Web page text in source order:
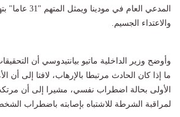
المدعي العام في
والاعتداء الجسيم.
وأوضح وزير الداخلية ماتيو بيانتيدوسي أن
ما إذا كان الحادث مرتبطا بالإرهاب، لافتا إلى أن
الأولى بحالة اضطراب نفسي، مشيرا إلى أن
لمراقبة الشرطة للاشتباه بإصابته باضطراب